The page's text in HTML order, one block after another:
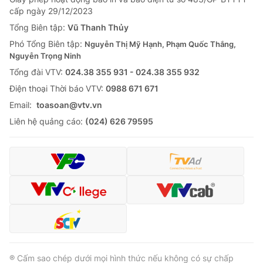
Sản phẩm
Thị trường
Tư vấn
Lịch phát sóng
Chuyên mục khác
Emagazine
Shorts video
VTV Thể thao
cấp ngày 29/12/2023
Tổng Biên tập: Vũ Thanh Thủy
Phó Tổng Biên tập: Nguyễn Thị Mỹ Hạnh, Phạm Quốc Thắng,
Nguyễn Trọng Ninh
Tổng đài VTV: 024.38 355 931 - 024.38 355 932
Ðiện thoại Thời báo VTV: 0988 671 671
Email: toasoan@vtv.vn
Liên hệ quảng cáo: (024) 626 79595
® Cấm sao chép dưới mọi hình thức nếu không có sự chấp